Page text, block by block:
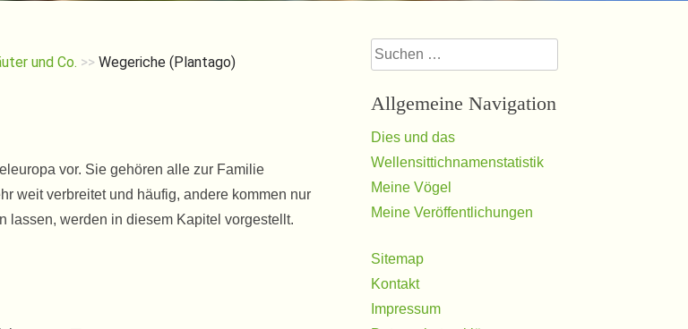
und Co. >> Wegeriche (Plantago)
vor. Sie gehören alle zur Familie
weit verbreitet und häufig, andere kommen nur
lassen, werden in diesem Kapitel vorgestellt.
Suchen
nach:
Allgemeine Navigation
Dies und das
Wellensittichnamenstatistik
Meine Vögel
Meine Veröffentlichungen
Sitemap
Kontakt
Impressum